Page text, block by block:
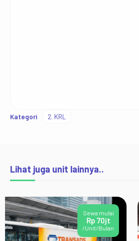
Kategori 2. KRL
Lihat juga unit lainnya..